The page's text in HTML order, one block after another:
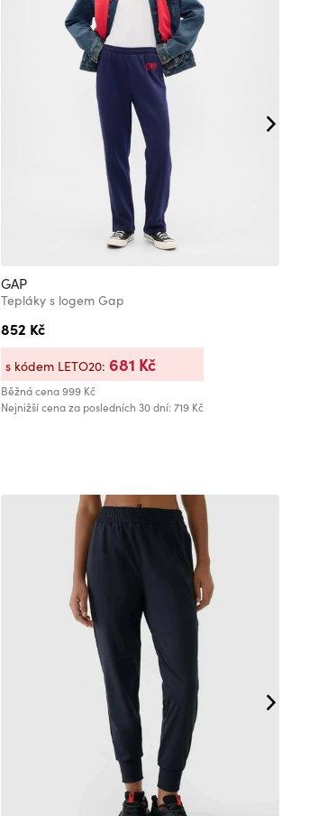
GAP
Tepláky s logem Gap
852 Kč
Běžná cena999 Kč
Nejnižší cena za posledních 30 dní: 719 Kč
s kódem LETO20: 681 Kč